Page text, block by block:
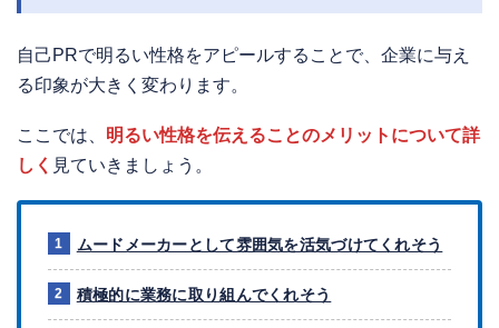
自己PRで明るい性格をアピールすることで、企業に与え
る印象が大きく変わります。
ここでは、 明るい性格を伝えることのメリットについて詳
しく 見ていきましょう。
ムードメーカーとして雰囲気を活気づけてくれそう
積極的に業務に取り組んでくれそう